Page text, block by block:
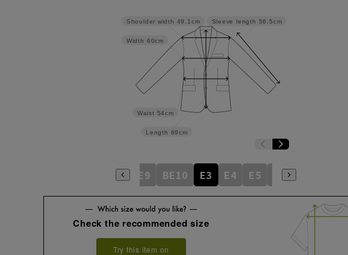
Sleeve length 56.5cm
Length 69cm
Waist 54cm
Width 60cm
Shoulder width 49.1cm
BE8 BE9 BE10 E3 E4 E5 E6
Check the recommended size
Try this item on